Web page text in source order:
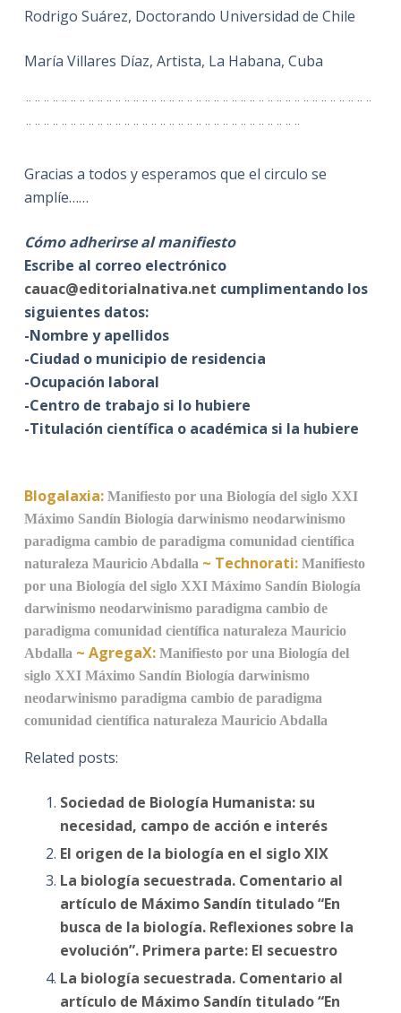
Rodrigo Suárez, Doctorando Universidad de Chile
María Villares Díaz, Artista, La Habana, Cuba
¨¨¨¨¨¨¨¨¨¨¨¨¨¨¨¨¨¨¨¨¨¨¨¨¨¨¨¨¨¨¨¨¨¨¨¨¨¨¨
¨¨¨¨¨¨¨¨¨¨¨¨¨¨¨¨¨¨¨¨¨¨¨¨¨¨¨¨¨¨¨
Gracias a todos y esperamos que el circulo se
amplíe……
Cómo adherirse al manifiesto
Escribe al correo electrónico
cauac@editorialnativa.net cumplimentando los
siguientes datos:
-Nombre y apellidos
-Ciudad o municipio de residencia
-Ocupación laboral
-Centro de trabajo si lo hubiere
-Titulación científica o académica si la hubiere
Blogalaxia: Manifiesto por una Biología del siglo XXI
Máximo Sandín Biología darwinismo neodarwinismo
paradigma cambio de paradigma comunidad científica
naturaleza Mauricio Abdalla~ Technorati: Manifiesto
por una Biología del siglo XXI Máximo Sandín Biología
darwinismo neodarwinismo paradigma cambio de
paradigma comunidad científica naturaleza Mauricio
Abdalla~ AgregaX: Manifiesto por una Biología del
siglo XXI Máximo Sandín Biología darwinismo
neodarwinismo paradigma cambio de paradigma
comunidad científica naturaleza Mauricio Abdalla
Related posts:
Sociedad de Biología Humanista: su
necesidad, campo de acción e interés
El origen de la biología en el siglo XIX
La biología secuestrada. Comentario al
artículo de Máximo Sandín titulado “En
busca de la biología. Reflexiones sobre la
evolución”. Primera parte: El secuestro
La biología secuestrada. Comentario al
artículo de Máximo Sandín titulado “En